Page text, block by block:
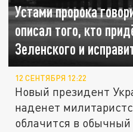
Устами пророка
описал того, кто
Зеленского и
12 СЕНТЯБРЯ 12:22
Новый президент
наденет
облачится в